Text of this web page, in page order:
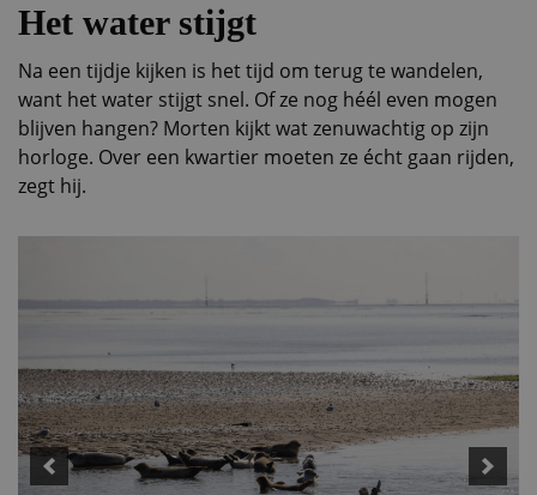
Het water stijgt
Na een tijdje kijken is het tijd om terug te wandelen,
want het water stijgt snel. Of ze nog héél even mogen
blijven hangen? Morten kijkt wat zenuwachtig op zijn
horloge. Over een kwartier moeten ze écht gaan rijden,
zegt hij.